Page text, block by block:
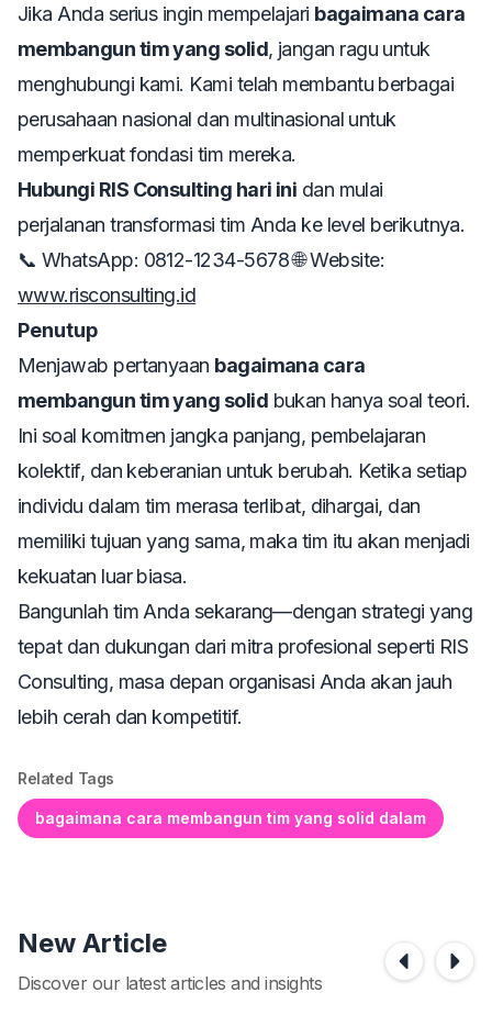
Jika Anda serius ingin mempelajari bagaimana cara
membangun tim yang solid, jangan ragu untuk
menghubungi kami. Kami telah membantu berbagai
perusahaan nasional dan multinasional untuk
memperkuat fondasi tim mereka.
Hubungi RIS Consulting hari ini dan mulai
perjalanan transformasi tim Anda ke level berikutnya.
📞 WhatsApp: 0812-1234-5678 🌐 Website:
www.risconsulting.id
Penutup
Menjawab pertanyaan bagaimana cara
membangun tim yang solid bukan hanya soal teori.
Ini soal komitmen jangka panjang, pembelajaran
kolektif, dan keberanian untuk berubah. Ketika setiap
individu dalam tim merasa terlibat, dihargai, dan
memiliki tujuan yang sama, maka tim itu akan menjadi
kekuatan luar biasa.
Bangunlah tim Anda sekarang—dengan strategi yang
tepat dan dukungan dari mitra profesional seperti RIS
Consulting, masa depan organisasi Anda akan jauh
lebih cerah dan kompetitif.
Related Tags
bagaimana cara membangun tim yang solid dalam
New Article
Discover our latest articles and insights